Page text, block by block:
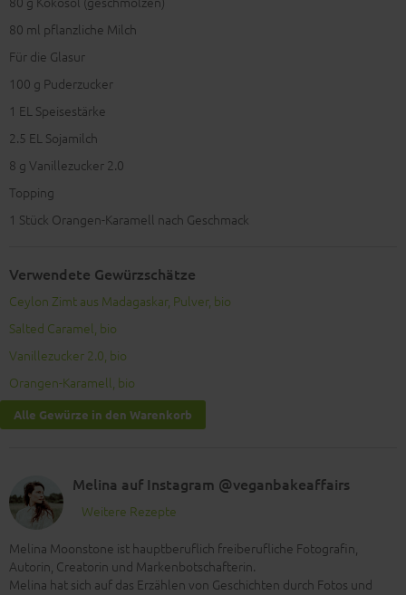
80 ml pflanzliche Milch
Für die Glasur
100 g Puderzucker
1 EL Speisestärke
2.5 EL Sojamilch
8 g Vanillezucker 2.0
Topping
1 Stück Orangen-Karamell nach Geschmack
Verwendete Gewürzschätze
Ceylon Zimt aus Madagaskar, Pulver, bio
Salted Caramel, bio
Vanillezucker 2.0, bio
Orangen-Karamell, bio
Alle Gewürze in den Warenkorb
Melina auf Instagram @veganbakeaffairs
Weitere Rezepte
Melina Moonstone ist hauptberuflich freiberufliche Fotografin,
Autorin, Creatorin und Markenbotschafterin.
Melina hat sich auf das Erzählen von Geschichten durch Fotos und